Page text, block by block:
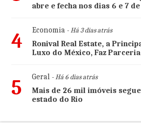
abre e fecha nos dias 6 e 7
4 Economia- Há 3 dias atrás
Ronival Real Estate, a
Luxo do México, Faz
5 Geral- Há 6 dias atrás
Mais de 26 mil imóveis
estado do Rio